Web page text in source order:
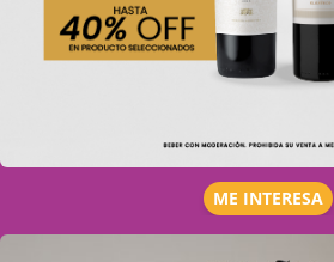
ME INTERESA